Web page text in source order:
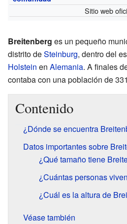
Sitio web
Breitenberg es un pequeño
distrito deSteinburg, dentro del
Holstein en Alemania. A finales
contaba con una población de
Contenido
¿Dónde se encuentra
Datos importantes sobre
¿Qué tamaño tiene
¿Cuántas personas
¿Cuál es la altura de
Véase también